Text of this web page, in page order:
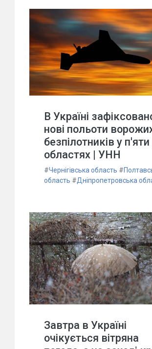
В Україні
нові польоти
безпілотників у п'яти
областях | УНН
#Чернігівська область #
область #Дніпропетровська
Завтра в Україні
очікується вітряна